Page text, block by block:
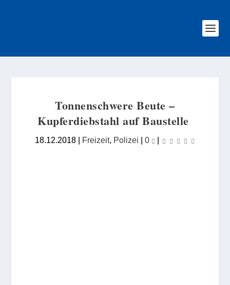
Tonnenschwere Beute –
Kupferdiebstahl auf Baustelle
18.12.2018 | Freizeit, Polizei | 0 |